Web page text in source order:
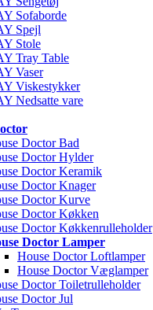
Sofaborde
Spejl
Stole
Tray Table
Vaser
Viskestykker
Nedsatte vare
Doctor Bad
Doctor Hylder
Doctor Keramik
Doctor Knager
Doctor Kurve
Doctor Køkken
Doctor Køkkenrulleholder
Doctor Lamper
House Doctor Loftlamper
House Doctor Væglamper
Doctor Toiletrulleholder
Doctor Jul